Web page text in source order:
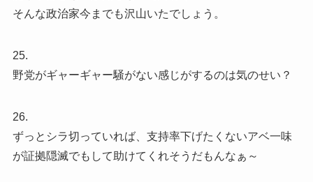
そんな政治家今までも沢山いたでしょう。
25.
野党がギャーギャー騒がない感じがするのは気のせい？
26.
ずっとシラ切っていれば、支持率下げたくないアベ一味
が証拠隠滅でもして助けてくれそうだもんなぁ～